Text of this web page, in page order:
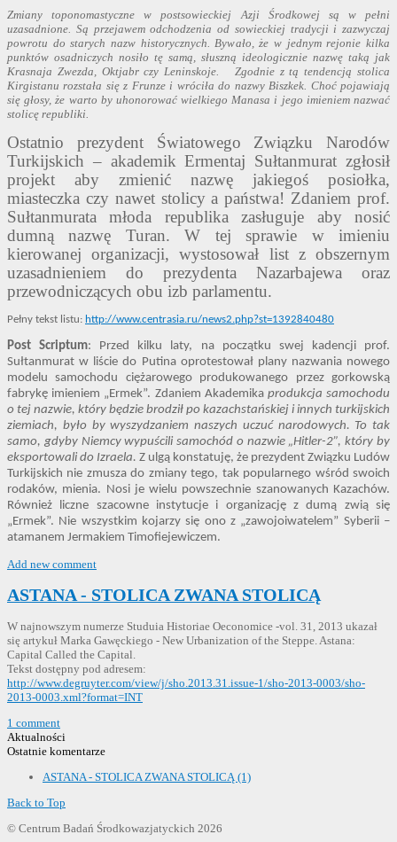
Zmiany toponomastyczne w postsowieckiej Azji Środkowej są w pełni
uzasadnione. Są przejawem odchodzenia od sowieckiej tradycji i zazwyczaj
powrotu do starych nazw historycznych. Bywało, że w jednym rejonie kilka
punktów osadniczych nosiło tę samą, słuszną ideologicznie nazwę taką jak
Krasnaja Zwezda, Oktjabr czy Leninskoje. Zgodnie z tą tendencją stolica
Kirgistanu rozstała się z Frunze i wróciła do nazwy Biszkek. Choć pojawiają
się głosy, że warto by uhonorować wielkiego Manasa i jego imieniem nazwać
stolicę republiki.
Ostatnio prezydent Światowego Związku Narodów
Turkijskich – akademik Ermentaj Sułtanmurat zgłosił
projekt aby zmienić nazwę jakiegoś posiołka,
miasteczka czy nawet stolicy a państwa! Zdaniem prof.
Sułtanmurata młoda republika zasługuje aby nosić
dumną nazwę Turan. W tej sprawie w imieniu
kierowanej organizacji, wystosował list z obszernym
uzasadnieniem do prezydenta Nazarbajewa oraz
przewodniczących obu izb parlamentu.
Pełny tekst listu: http://www.centrasia.ru/news2.php?st=1392840480
Post Scriptum: Przed kilku laty, na początku swej kadencji prof.
Sułtanmurat w liście do Putina oprotestował plany nazwania nowego
modelu samochodu ciężarowego produkowanego przez gorkowską
fabrykę imieniem „Ermek”. Zdaniem Akademika produkcja samochodu
o tej nazwie, który będzie brodził po kazachstańskiej i innych turkijskich
ziemiach, było by wyszydzaniem naszych uczuć narodowych. To tak
samo, gdyby Niemcy wypuścili samochód o nazwie „Hitler-2”, który by
eksportowali do Izraela. Z ulgą konstatuję, że prezydent Związku Ludów
Turkijskich nie zmusza do zmiany tego, tak popularnego wśród swoich
rodaków, mienia. Nosi je wielu powszechnie szanowanych Kazachów.
Również liczne szacowne instytucje i organizację z dumą zwią się
„Ermek”. Nie wszystkim kojarzy się ono z „zawojoiwatelem” Syberii –
atamanem Jermakiem Timofiejewiczem.
Add new comment
ASTANA - STOLICA ZWANA STOLICĄ
W najnowszym numerze Studuia Historiae Oeconomice -vol. 31, 2013 ukazał
się artykuł Marka Gawęckiego - New Urbanization of the Steppe. Astana:
Capital Called the Capital.
Tekst dostępny pod adresem:
http://www.degruyter.com/view/j/sho.2013.31.issue-1/sho-2013-0003/sho-
2013-0003.xml?format=INT
1 comment
Aktualności
Ostatnie komentarze
ASTANA - STOLICA ZWANA STOLICĄ (1)
Back to Top
© Centrum Badań Środkowazjatyckich 2026